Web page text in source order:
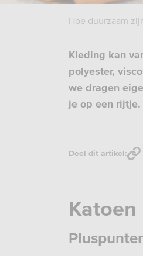
Hoe duurzaam
Kleding kan
polyester,
we dragen
je op een rijtje.
Deel dit artikel:
Katoen